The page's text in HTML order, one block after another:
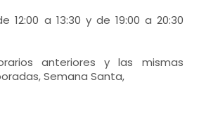
12:00 a 13:30 y de 19:00 a 20:30
anteriores y las mismas
Semana Santa,